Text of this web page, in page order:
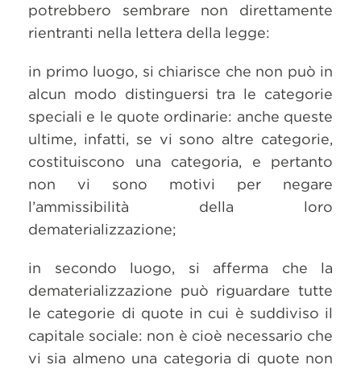
potrebbero sembrare non direttamente
rientranti nella lettera della legge:
in primo luogo, si chiarisce che non può in
alcun modo distinguersi tra le categorie
speciali e le quote ordinarie: anche queste
ultime, infatti, se vi sono altre categorie,
costituiscono una categoria, e pertanto
non vi sono motivi per negare
l’ammissibilità della loro
dematerializzazione;
in secondo luogo, si afferma che la
dematerializzazione può riguardare tutte
le categorie di quote in cui è suddiviso il
capitale sociale: non è cioè necessario che
vi sia almeno una categoria di quote non